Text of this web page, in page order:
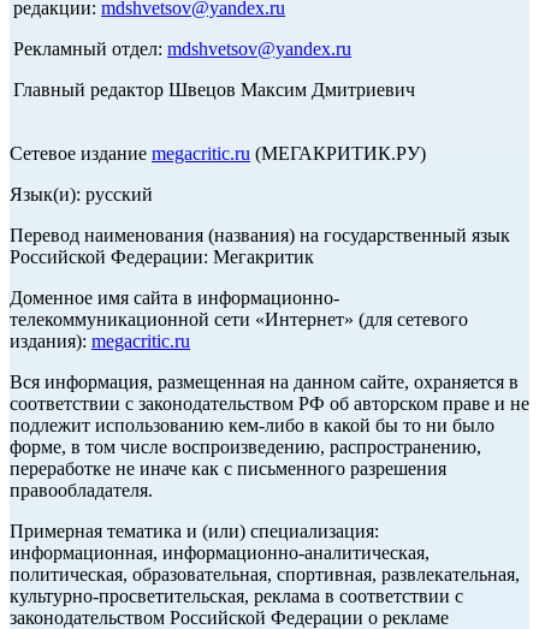
редакции: mdshvetsov@yandex.ru
Рекламный отдел: mdshvetsov@yandex.ru
Главный редактор Швецов Максим Дмитриевич
Сетевое издание megacritic.ru (МЕГАКРИТИК.РУ)
Язык(и): русский
Перевод наименования (названия) на государственный язык
Российской Федерации: Мегакритик
Доменное имя сайта в информационно-
телекоммуникационной сети «Интернет» (для сетевого
издания): megacritic.ru
Вся информация, размещенная на данном сайте, охраняется в
соответствии с законодательством РФ об авторском праве и не
подлежит использованию кем-либо в какой бы то ни было
форме, в том числе воспроизведению, распространению,
переработке не иначе как с письменного разрешения
правообладателя.
Примерная тематика и (или) специализация:
информационная, информационно-аналитическая,
политическая, образовательная, спортивная, развлекательная,
культурно-просветительская, реклама в соответствии с
законодательством Российской Федерации о рекламе